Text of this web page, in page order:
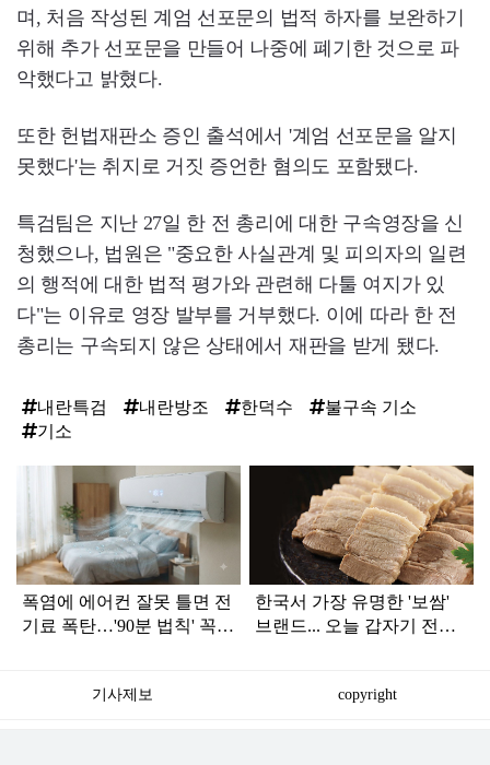
며, 처음 작성된 계엄 선포문의 법적 하자를 보완하기
위해 추가 선포문을 만들어 나중에 폐기한 것으로 파
악했다고 밝혔다.
또한 헌법재판소 증인 출석에서 '계엄 선포문을 알지
못했다'는 취지로 거짓 증언한 혐의도 포함됐다.
특검팀은 지난 27일 한 전 총리에 대한 구속영장을 신
청했으나, 법원은 "중요한 사실관계 및 피의자의 일련
의 행적에 대한 법적 평가와 관련해 다툴 여지가 있
다"는 이유로 영장 발부를 거부했다. 이에 따라 한 전
총리는 구속되지 않은 상태에서 재판을 받게 됐다.
내란특검 내란방조 한덕수
불구속 기소
기소
라
폭염에 에어컨 잘못 틀면 전
기료 폭탄…'90분 법칙' 꼭
한국서 가장 유명한 '보쌈'
브랜드... 오늘 갑자기 전해
기사제보 copyright